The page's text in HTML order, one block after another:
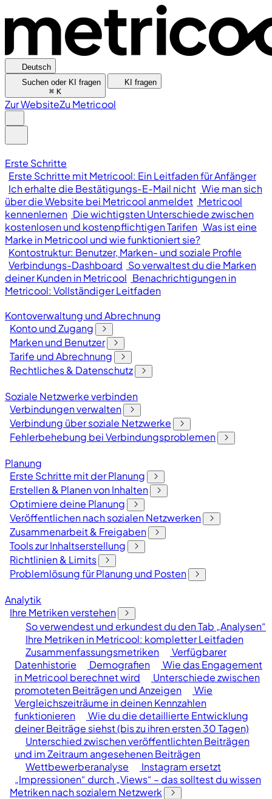
Deutsch
Suchen oder KI fragen
⌘ K
KI fragen
Zur WebsiteZu Metricool
Erste Schritte
Erste Schritte mit Metricool: Ein Leitfaden für Anfänger
Ich erhalte die Bestätigungs-E-Mail nicht Wie man sich
über die Website bei Metricool anmeldet Metricool
kennenlernen Die wichtigsten Unterschiede zwischen
kostenlosen und kostenpflichtigen Tarifen Was ist eine
Marke in Metricool und wie funktioniert sie?
Kontostruktur: Benutzer, Marken- und soziale Profile
Verbindungs-Dashboard So verwaltest du die Marken
deiner Kunden in Metricool Benachrichtigungen in
Metricool: Vollständiger Leitfaden
Kontoverwaltung und Abrechnung
Konto und Zugang
Marken und Benutzer
Tarife und Abrechnung
Rechtliches & Datenschutz
Soziale Netzwerke verbinden
Verbindungen verwalten
Verbindung über soziale Netzwerke
Fehlerbehebung bei Verbindungsproblemen
Planung
Erste Schritte mit der Planung
Erstellen & Planen von Inhalten
Optimiere deine Planung
Veröffentlichen nach sozialen Netzwerken
Zusammenarbeit & Freigaben
Tools zur Inhaltserstellung
Richtlinien & Limits
Problemlösung für Planung und Posten
Analytik
Ihre Metriken verstehen
So verwendest und erkundest du den Tab „Analysen“
Ihre Metriken in Metricool: kompletter Leitfaden
Zusammenfassungsmetriken
Verfügbarer
Datenhistorie
Demografien
Wie das Engagement
in Metricool berechnet wird
Unterschiede zwischen
promoteten Beiträgen und Anzeigen
Wie
Vergleichszeiträume in deinen Kennzahlen
funktionieren
Wie du die detaillierte Entwicklung
deiner Beiträge siehst (bis zu ihren ersten 30 Tagen)
Unterschied zwischen veröffentlichten Beiträgen
und im Zeitraum angesehenen Beiträgen
Wettbewerberanalyse
Instagram ersetzt
„Impressionen“ durch „Views“ – das solltest du wissen
Metriken nach sozialem Netzwerk